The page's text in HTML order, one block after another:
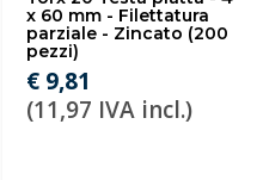
x 60 mm - Filettatura
parziale - Zincato (200
pezzi)
€ 9,81
(11,97 IVA incl.)